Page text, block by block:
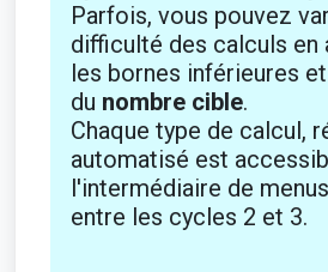
Parfois, vous pouvez
difficulté des calculs en
les bornes inférieures
du nombre cible.
Chaque type de calcul,
automatisé est
l'intermédiaire de
entre les cycles 2 et 3.